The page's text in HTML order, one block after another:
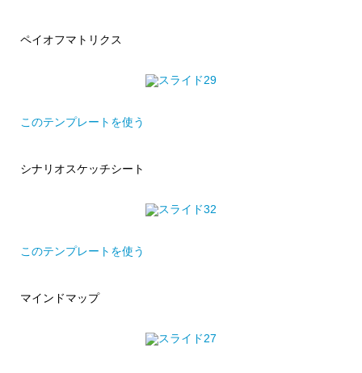
ペイオフマトリクス
このテンプレートを使う
シナリオスケッチシート
このテンプレートを使う
マインドマップ